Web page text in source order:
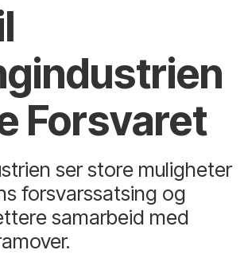
Forsvaret
ser store muligheter
forsvarssatsing og
samarbeid med